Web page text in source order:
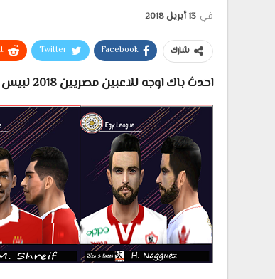
في 13 أبريل 2018
شارك Facebook
Twitter
احدث باك اوجه للاعبين مصريين 2018 لبيس 6